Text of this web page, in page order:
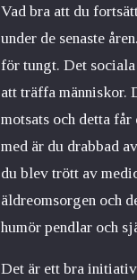
Vad bra att du
under de senaste
för tungt. Det
att träffa människor.
motsats och detta
med är du drabbad
du blev trött av
äldreomsorgen och
humör pendlar och
Det är ett bra